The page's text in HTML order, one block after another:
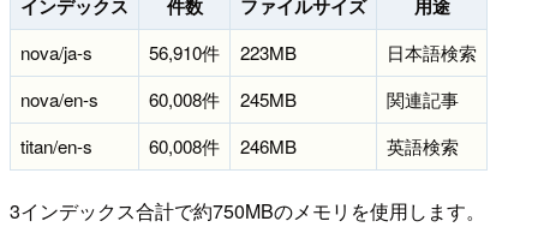
インデックス 件数 ファイルサイズ 用途
nova/ja-s 56,910件 223MB
日本語検索
nova/en-s
60,008件 245MB
関連記事
titan/en-s
60,008件 246MB 英語検索
3インデックス合計で約750MBのメモリを使用します。